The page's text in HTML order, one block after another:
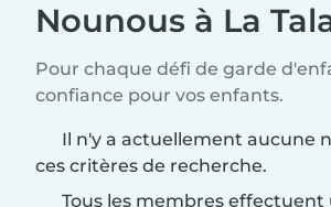
Nounous à La
Pour chaque défi de garde
confiance pour vos enfants.
Il n'y a actuellement aucune
ces critères de recherche.
Tous les membres